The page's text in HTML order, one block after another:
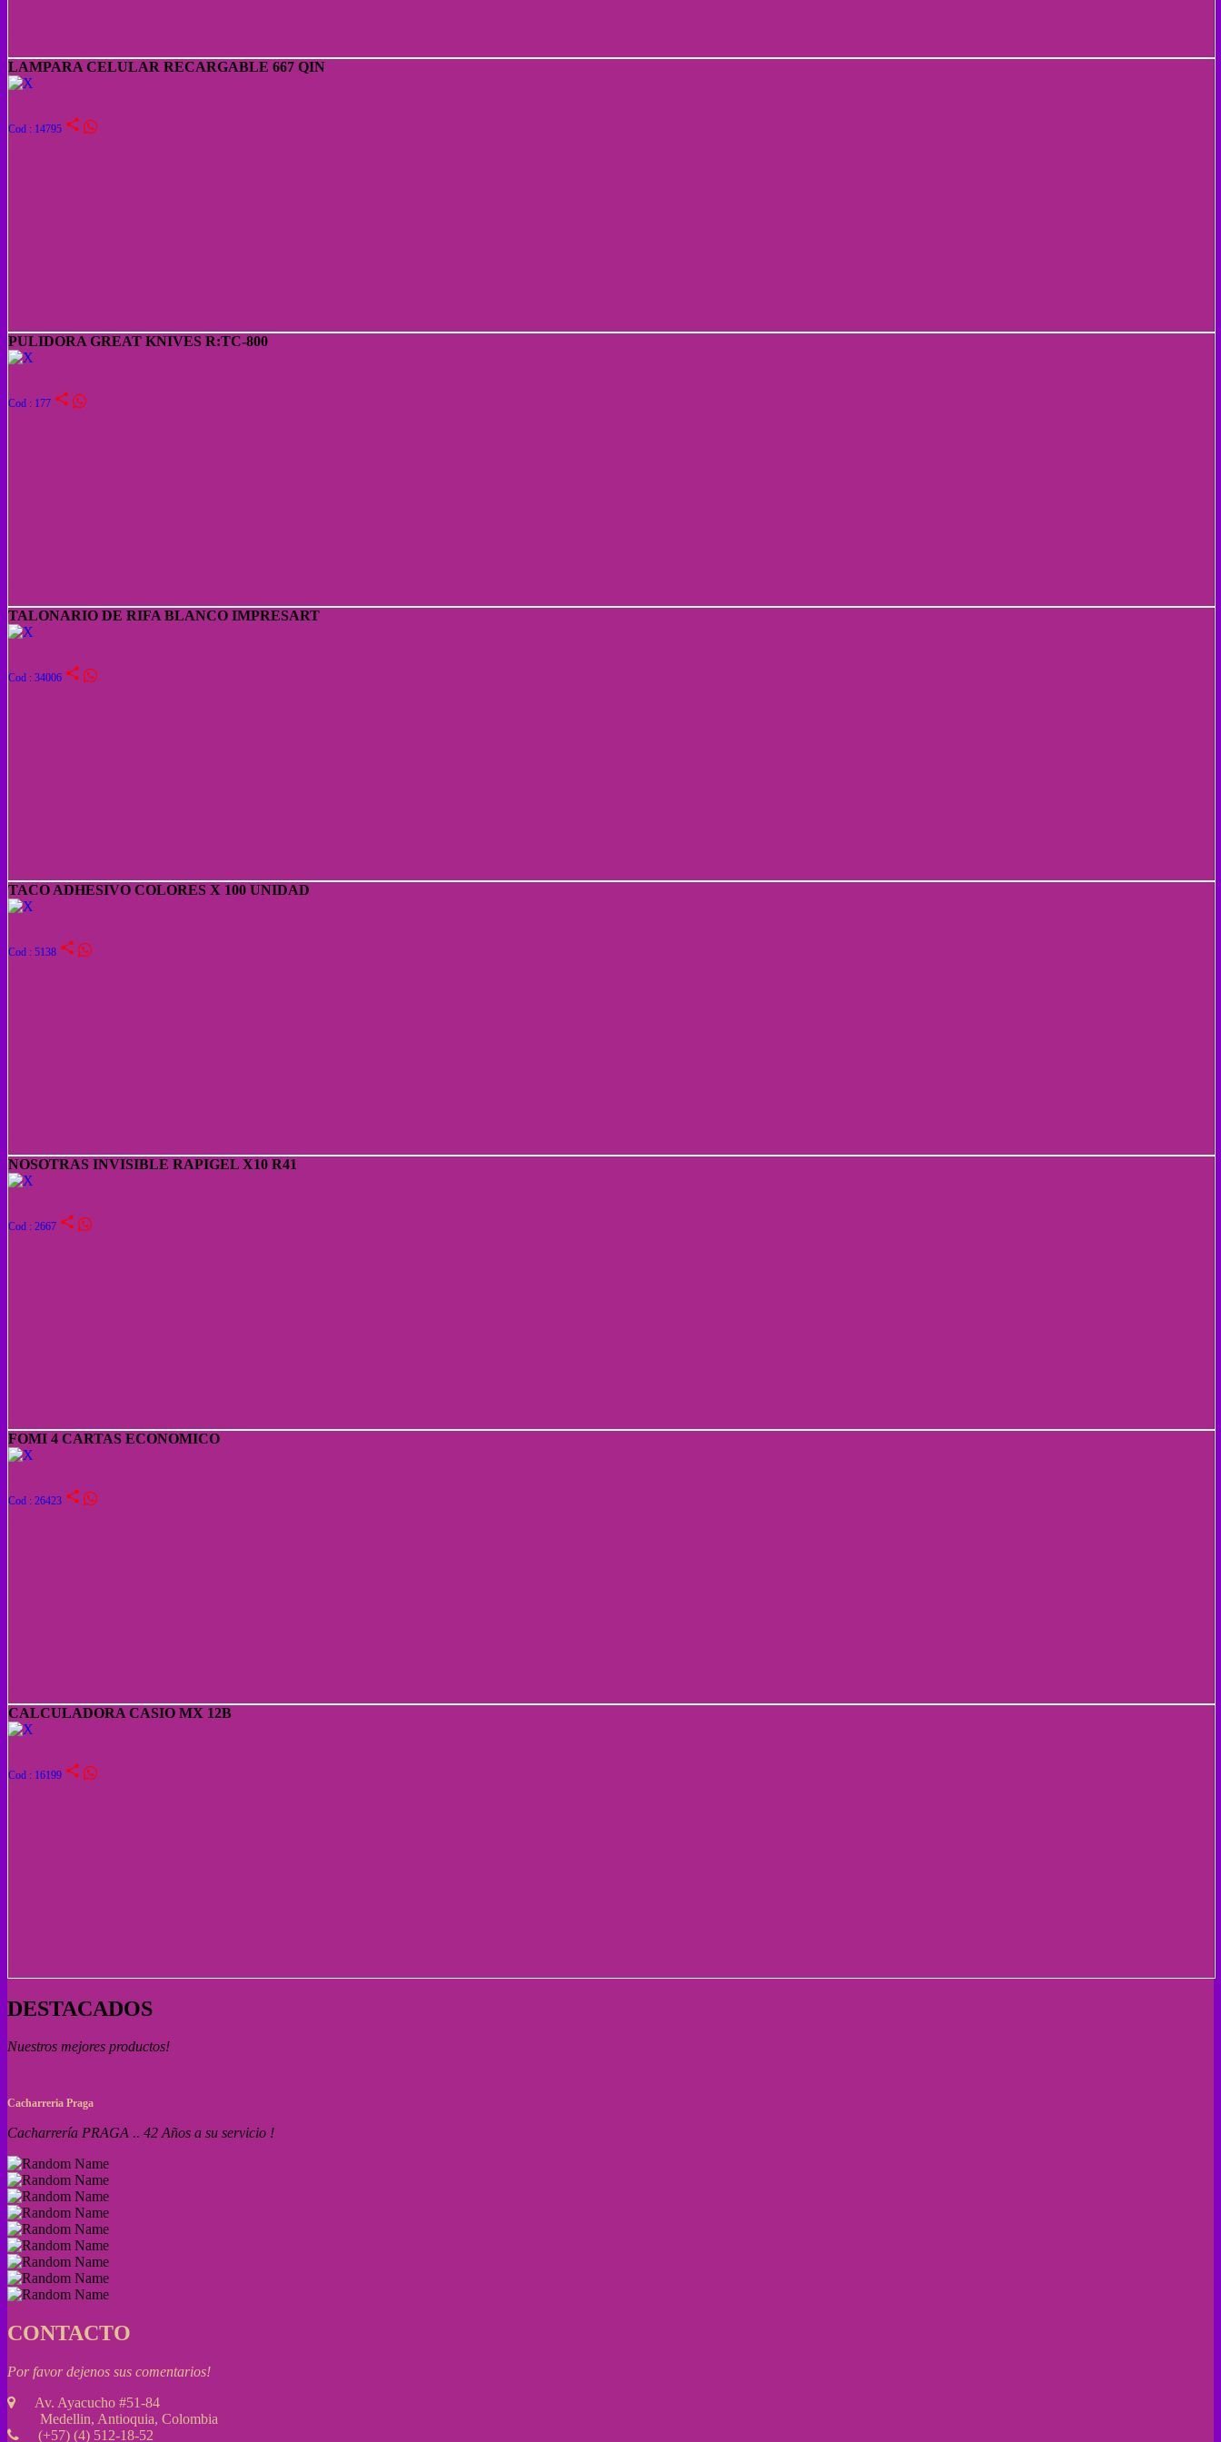
LAMPARA CELULAR RECARGABLE 667 QIN
Cod : 14795 share
PULIDORA GREAT KNIVES R:TC-800
Cod : 177 share
TALONARIO DE RIFA BLANCO IMPRESART
Cod : 34006 share
TACO ADHESIVO COLORES X 100 UNIDAD
Cod : 5138 share
NOSOTRAS INVISIBLE RAPIGEL X10 R41
Cod : 2667 share
FOMI 4 CARTAS ECONOMICO
Cod : 26423 share
CALCULADORA CASIO MX 12B
Cod : 16199 share
DESTACADOS
Nuestros mejores productos!
Cacharreria Praga
Cacharrería PRAGA .. 42 Años a su servicio !
CONTACTO
Por favor dejenos sus comentarios!
Av. Ayacucho #51-84
Medellin, Antioquia, Colombia
(+57) (4) 512-18-52